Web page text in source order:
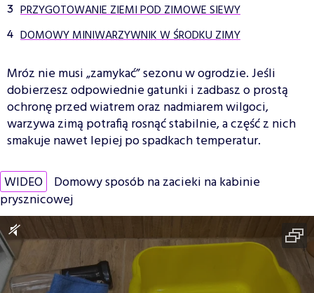
PRZYGOTOWANIE ZIEMI POD ZIMOWE SIEWY
DOMOWY MINIWARZYWNIK W ŚRODKU ZIMY
Mróz nie musi „zamykać” sezonu w ogrodzie. Jeśli
dobierzesz odpowiednie gatunki i zadbasz o prostą
ochronę przed wiatrem oraz nadmiarem wilgoci,
warzywa zimą potrafią rosnąć stabilnie, a część z nich
smakuje nawet lepiej po spadkach temperatur.
WIDEO Domowy sposób na zacieki na kabinie
prysznicowej